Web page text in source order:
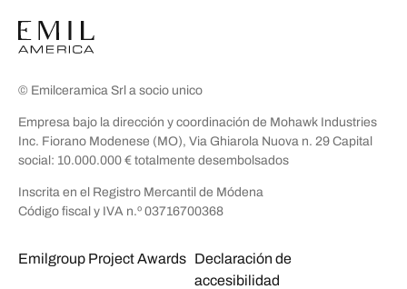
© Emilceramica Srl a socio unico
Empresa bajo la dirección y coordinación de Mohawk Industries
Inc. Fiorano Modenese (MO), Via Ghiarola Nuova n. 29 Capital
social: 10.000.000 € totalmente desembolsados
Inscrita en el Registro Mercantil de Módena
Código fiscal y IVA n.º 03716700368
Emilgroup Project Awards Declaración de
accesibilidad